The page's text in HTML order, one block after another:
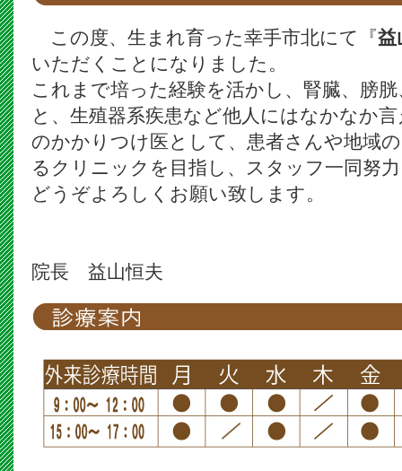
この度、生まれ育った幸手市北にて『益
いただくことになりました。
これまで培った経験を活かし、腎臓、膀
と、生殖器系疾患など他人にはなかなか
のかかりつけ医として、患者さんや地域
るクリニックを目指し、スタッフ一同努
どうぞよろしくお願い致します。
院長 益山恒夫